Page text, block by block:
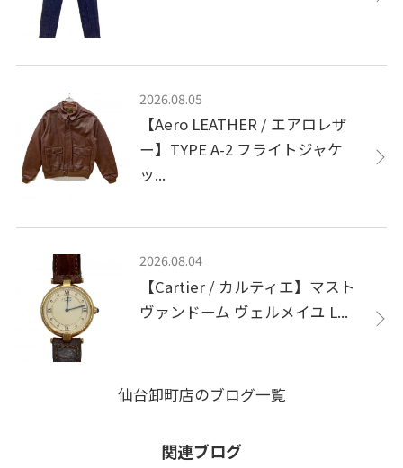
2026.08.05
【Aero LEATHER / エアロレザ
ー】TYPE A-2 フライトジャケ
ッ...
2026.08.04
【Cartier / カルティエ】マスト
ヴァンドーム ヴェルメイユ L...
仙台卸町店のブログ一覧
関連ブログ